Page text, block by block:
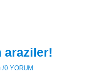
araziler!
/0 YORUM